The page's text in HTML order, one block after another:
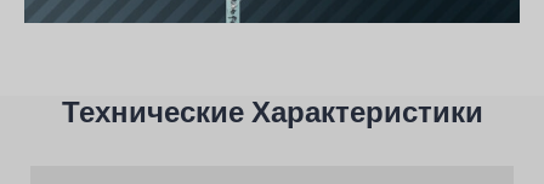
Технические Характеристики